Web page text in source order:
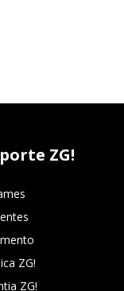
ZG!
ZG!
ZG!